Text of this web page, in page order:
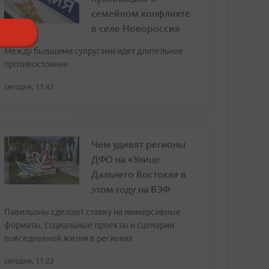
семейном конфликте
в селе Новороссия
Между бывшими супругами идет длительное
противостояние
сегодня, 11:43
Чем удивят регионы
ДФО на «Улице
Дальнего Востока» в
этом году на ВЭФ
Павильоны сделают ставку на иммерсивные
форматы, социальные проекты и сценарии
повседневной жизни в регионах
сегодня, 11:22